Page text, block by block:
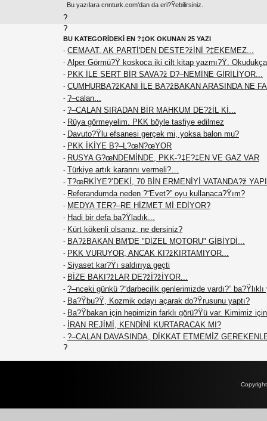
Bu yazılara cnnturk.com'dan da eri?Ÿebilirsiniz.
?
?
BU KATEGORİDEKİ EN ?‡OK OKUNAN 25 YAZI
- CEMAAT, AK PARTİ'DEN DESTE?žİNİ ?‡EKEMEZ...
- Alper Görmü?Ÿ koskoca iki cilt kitap yazmı?Ÿ.
- PKK İLE SERT BİR SAVA?ž D?–NEMİNE GİRİLİYOR...
- CUMHURBA?žKANI İLE BA?žBAKAN ARASINDA NE
- ?–calan...
- ?–CALAN SIRADAN BİR MAHKUM DE?žİL Kİ...
- Rüya görmeyelim. PKK böyle tasfiye edilmez
- Davuto?Ÿlu efsanesi gerçek mi, yoksa balon mu?
- PKK İKİYE B?–L?œN?œYOR
- RUSYA G?œNDEMİNDE, PKK-?‡E?‡EN VE GAZ VAR
- Türkiye artık kararını vermeli?…
- T?œRKİYE?’DEKİ, 70 BİN ERMENİYİ VATANDA?ž
- Referandumda neden ?“Evet?” oyu kullanaca?Ÿım?
- MEDYA TER?–RE HİZMET Mİ EDİYOR?
- Hadi bir defa ba?Ÿladık...
- Kürt kökenli olsanız, ne dersiniz?
- BA?žBAKAN BM'DE "DİZEL MOTORU" GİBİYDİ...
- PKK VURUYOR, ANCAK KI?žKIRTAMIYOR...
- Siyaset kar?Ÿı saldırıya geçti
- BİZE BAKI?žLAR DE?žİ?žİYOR...
- ?–nceki günkü ?“darbecilik genlerimizde vardı?”
- Ba?Ÿbu?Ÿ, Kozmik odayı açarak do?Ÿrusunu yaptı?
- Ba?Ÿbakan için hepimizin farklı görü?Ÿü var. Kimimiz
- İRAN REJİMİ, KENDİNİ KURTARACAK MI?
- ?–CALAN DAVASINDA, DİKKAT ETMEMİZ
?